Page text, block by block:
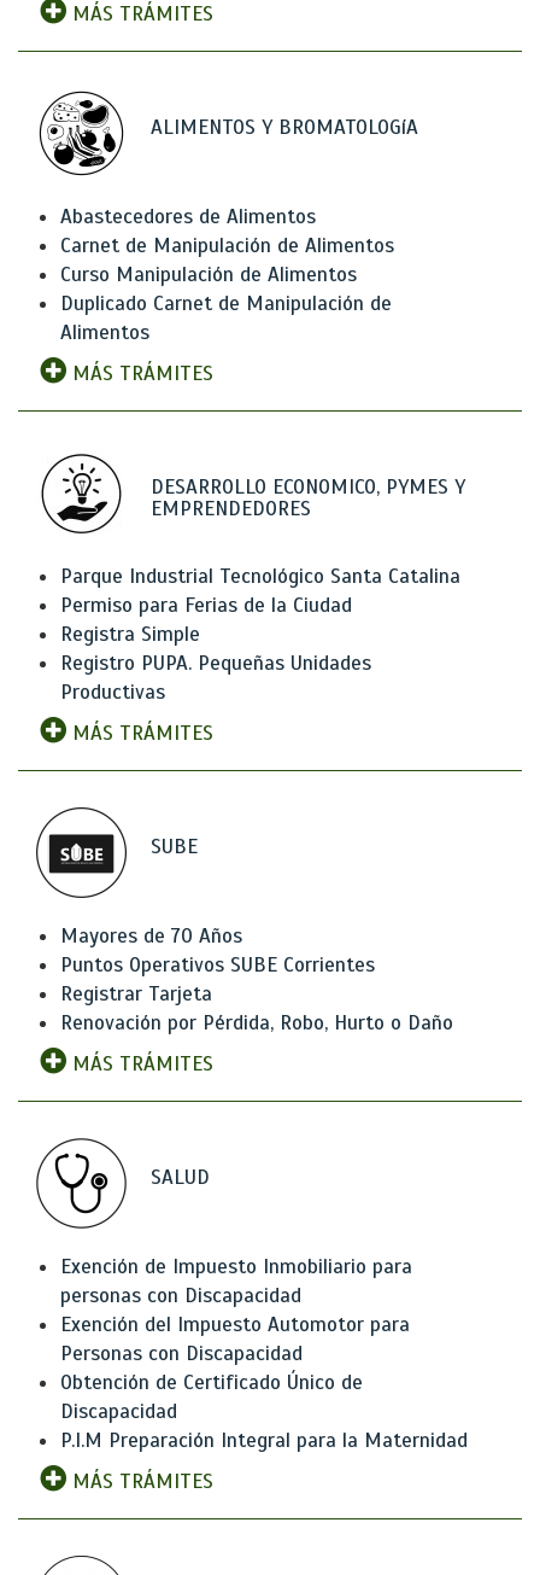
MÁS TRÁMITES
ALIMENTOS Y BROMATOLOGíA
Abastecedores de Alimentos
Carnet de Manipulación de Alimentos
Curso Manipulación de Alimentos
Duplicado Carnet de Manipulación de
Alimentos
MÁS TRÁMITES
DESARROLLO ECONOMICO, PYMES Y
EMPRENDEDORES
Parque Industrial Tecnológico Santa Catalina
Permiso para Ferias de la Ciudad
Registra Simple
Registro PUPA. Pequeñas Unidades
Productivas
MÁS TRÁMITES
SUBE
Mayores de 70 Años
Puntos Operativos SUBE Corrientes
Registrar Tarjeta
Renovación por Pérdida, Robo, Hurto o Daño
MÁS TRÁMITES
SALUD
Exención de Impuesto Inmobiliario para
personas con Discapacidad
Exención del Impuesto Automotor para
Personas con Discapacidad
Obtención de Certificado Único de
Discapacidad
P.I.M Preparación Integral para la Maternidad
MÁS TRÁMITES